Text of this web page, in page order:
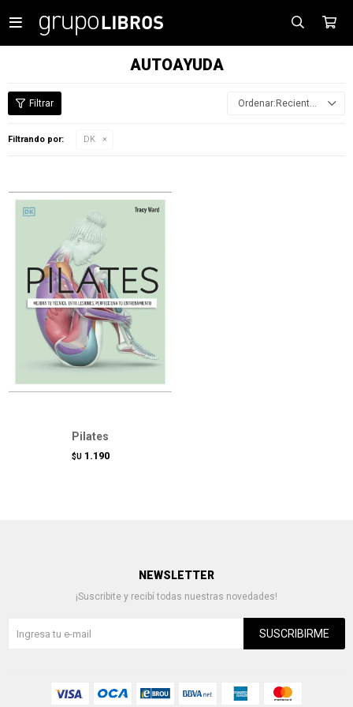

AUTOAYUDA
Recientes
Filtrando por: DK
Pilates
$U 1.190
NEWSLETTER
¡Suscribite y recibí todas nuestras novedades!
SUSCRIBIRME